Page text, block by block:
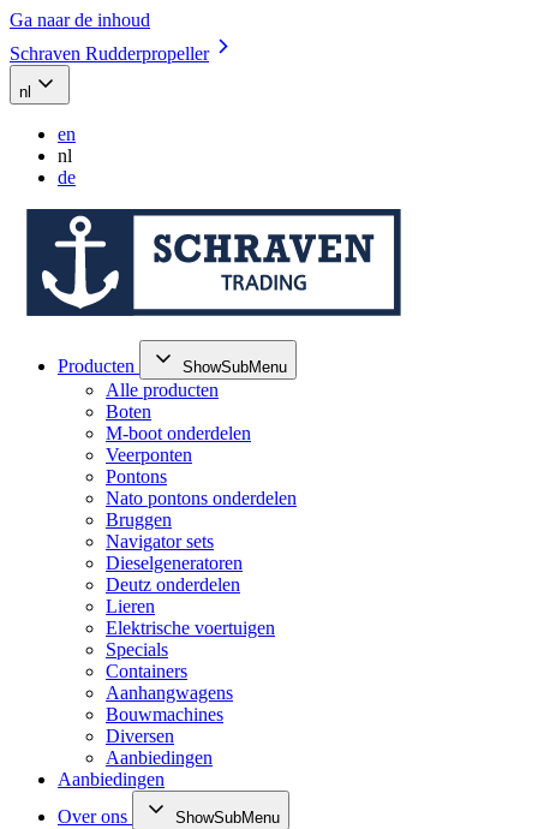
Ga naar de inhoud
Schraven Rudderpropeller
nl
en
nl
de
Producten ShowSubMenu
Alle producten
Boten
M-boot onderdelen
Veerponten
Pontons
Nato pontons onderdelen
Bruggen
Navigator sets
Dieselgeneratoren
Deutz onderdelen
Lieren
Elektrische voertuigen
Specials
Containers
Aanhangwagens
Bouwmachines
Diversen
Aanbiedingen
Aanbiedingen
Over ons
ShowSubMenu